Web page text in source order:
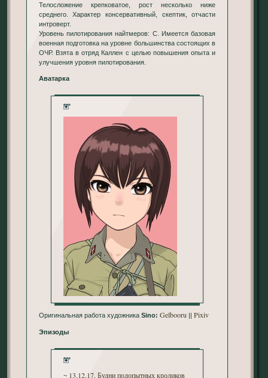
Телосложение крепковатое, рост несколько ниже
среднего. Характер консервативный, скептик, отчасти
интроверт.
Уровень пилотирования найтмеров: C. Имеется базовая
военная подготовка на уровне большинства состоящих в
ОЧР. Взята в отряд Каллен с целью повышения опыта и
улучшения уровня пилотирования.
Аватарка
***
Оригинальная работа художника Sino: Gelbooru Pixiv
Эпизоды
***
~ 13.12.17. Будни подопытных кроликов